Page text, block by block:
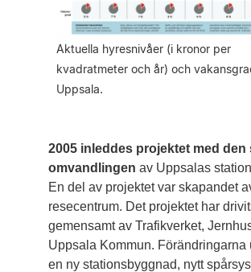
Aktuella hyresnivåer (i kronor per
kvadratmeter och år) och
Uppsala.
2005 inleddes projektet med den
omvandlingen av Uppsalas
En del av projektet var skapandet
resecentrum. Det projektet har
gemensamt av Trafikverket,
Uppsala Kommun. Förändringarna
en ny stationsbyggnad, nytt